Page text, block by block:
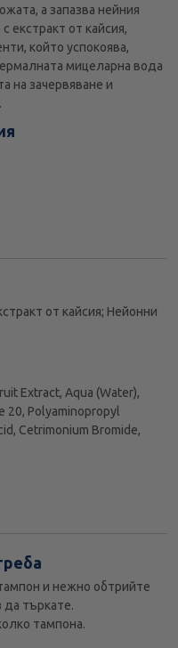
а запазва нейния
екстракт от кайсия,
който успокоява,
мицеларна вода
на зачервяване и
от кайсия; Нейонни
Extract, Aqua (Water),
20, Polyaminopropyl
Cetrimonium Bromide,
и нежно обтрийте
да търкате.
тампона.